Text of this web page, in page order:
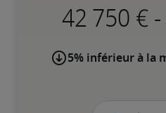
-
5% inférieur à la